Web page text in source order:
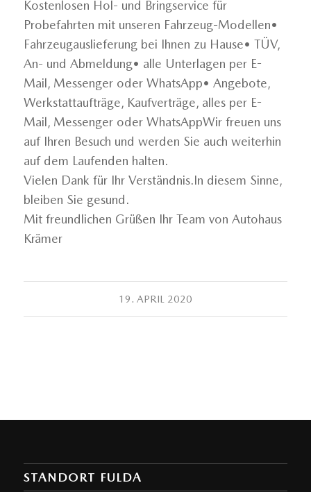
Kostenlosen Hol- und Bringservice für
Probefahrten mit unseren Fahrzeug-Modellen•
Fahrzeugauslieferung bei Ihnen zu Hause• TÜV,
An- und Abmeldung• alle Unterlagen per E-
Mail, Messenger oder WhatsApp• Angebote,
Werkstattaufträge, Kaufverträge, alles per E-
Mail, Messenger oder WhatsAppWir freuen uns
auf Ihren Besuch und werden Sie auch weiterhin
auf dem Laufenden halten.
Vielen Dank für Ihr Verständnis.In diesem Sinne,
bleiben Sie gesund.
Mit freundlichen Grüßen Ihr Team von Autohaus
Krämer
19. APRIL 2020
STANDORT FULDA